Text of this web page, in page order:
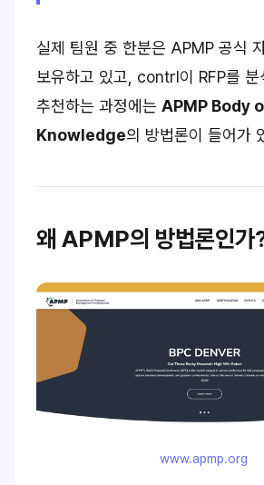
실제 팀원 중 한분은 APMP 공식
보유하고 있고, contrl이 RFP를 분
추천하는 과정에는 APMP Body
Knowledge의 방법론이 들어가
왜 APMP의 방법론인가
www.apmp.org